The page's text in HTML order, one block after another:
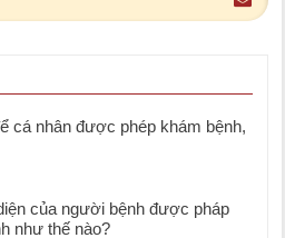
cá nhân được phép khám bệnh,
của người bệnh được pháp
như thế nào?